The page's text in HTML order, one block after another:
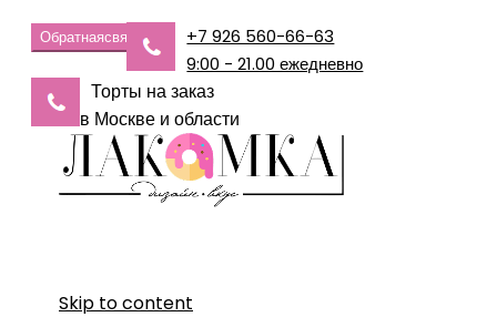
Обратнаясвязь
+7 926 560-66-63
9:00 - 21.00 ежедневно
Торты на заказ
в Москве и области
Skip to content